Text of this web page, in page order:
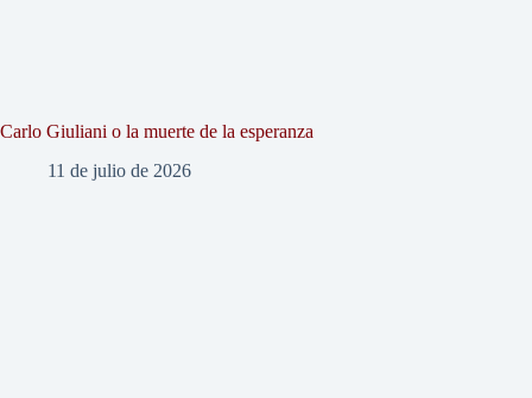
Carlo Giuliani o la muerte de la esperanza
11 de julio de 2026